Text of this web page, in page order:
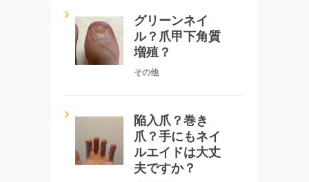
グリーンネイ
ル？爪甲下角質
増殖？
その他
陥入爪？巻き
爪？手にもネイ
ルエイドは大丈
夫ですか？